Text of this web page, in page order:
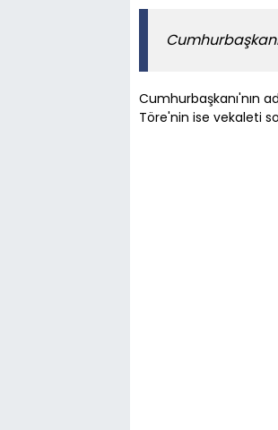
Cumhurbaşkanı'nın
Töre'nin ise vekaleti